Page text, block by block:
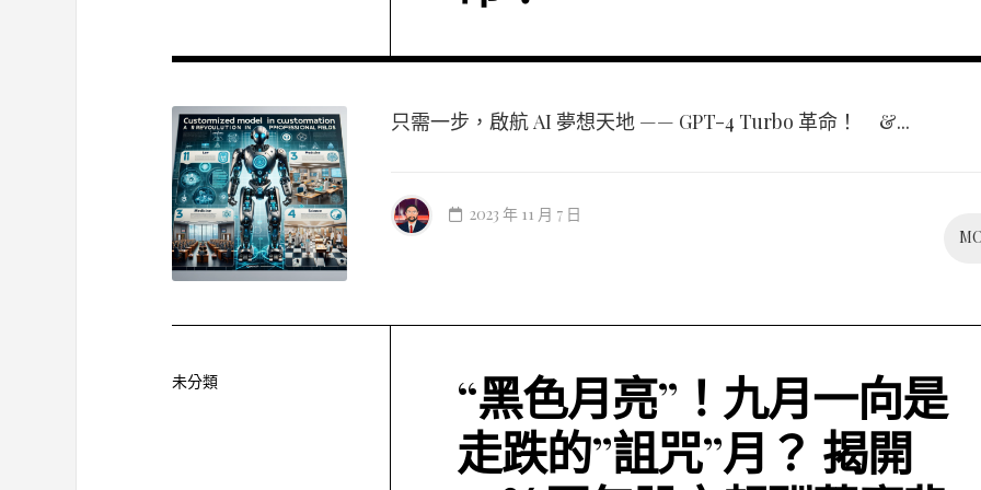
只需一步，啟航 AI 夢想天地 —— GPT-4 Turbo 革命！ &...
2023 年 11 月 7 日
未分類
“黑色月亮”！九月一向是
走跌的”詛咒”月？ 揭開